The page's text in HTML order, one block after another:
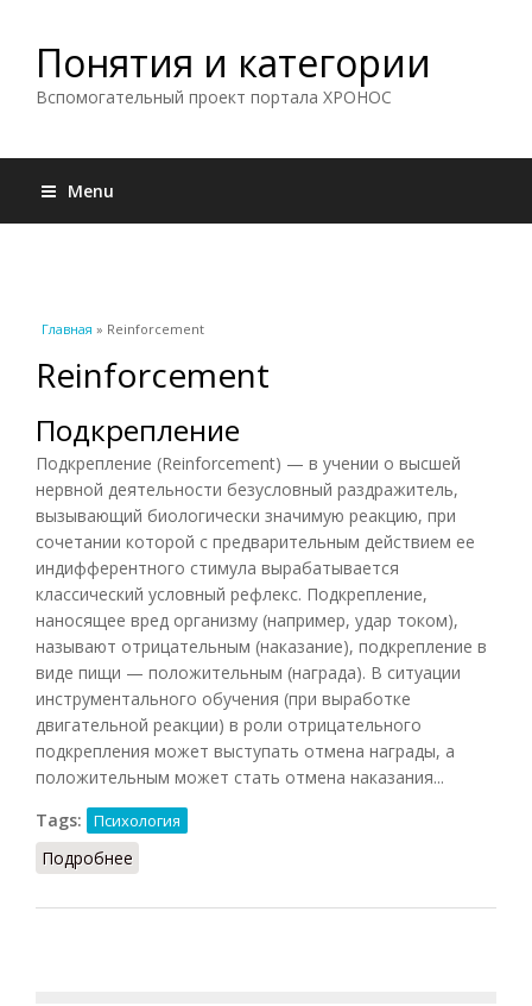
Понятия и категории
Вспомогательный проект портала ХРОНОС
Menu
Вы здесь
Главная » Reinforcement
Reinforcement
Подкрепление
Подкрепление (Reinforcement) — в учении о высшей
нервной деятельности безусловный раздражитель,
вызывающий биологически значимую реакцию, при
сочетании которой с предварительным действием ее
индифферентного стимула вырабатывается
классический условный рефлекс. Подкрепление,
наносящее вред организму (например, удар током),
называют отрицательным (наказание), подкрепление в
виде пищи — положительным (награда). В ситуации
инструментального обучения (при выработке
двигательной реакции) в роли отрицательного
подкрепления может выступать отмена награды, а
положительным может стать отмена наказания...
Tags:
Психология
Подробнее